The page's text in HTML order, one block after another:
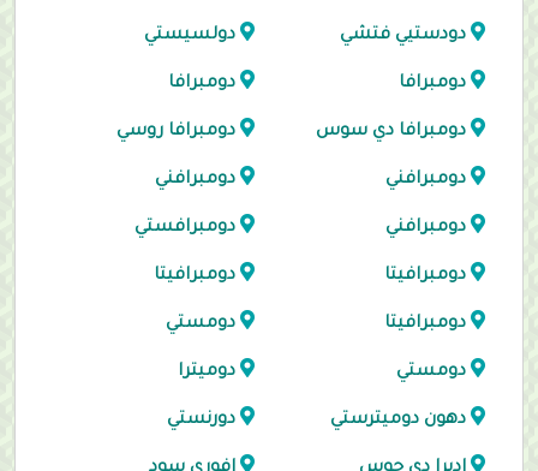
دودستيي فتشي دولسيستي
دومبرافا دومبرافا
دومبرافا دي سوس دومبرافا روسي
دومبرافني دومبرافني
دومبرافني دومبرافستي
دومبرافيتا دومبرافيتا
دومبرافيتا دومستي
دومستي دوميترا
دهون دوميترستي دورنستي